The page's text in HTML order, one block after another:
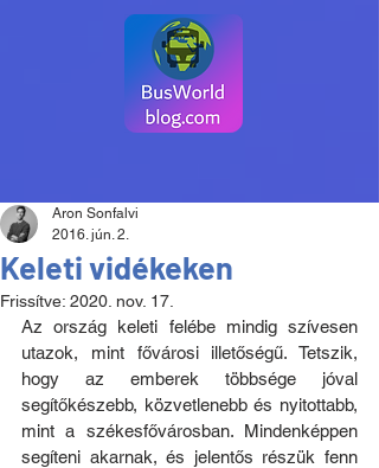
Keleti vidékeken
Aron Sonfalvi
2016. jún. 2.
Frissítve: 2020. nov. 17.
Az ország keleti felébe mindig szívesen
utazok, mint fővárosi illetőségű. Tetszik,
hogy az emberek többsége jóval
segítőkészebb, közvetlenebb és nyitottabb,
mint a székesfővárosban. Mindenképpen
segíteni akarnak, és jelentős részük fenn